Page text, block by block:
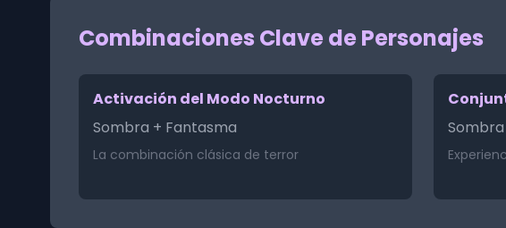
Combinaciones Clave de Personajes
Activación del Modo Nocturno
Sombra + Fantasma
La combinación clásica de terror